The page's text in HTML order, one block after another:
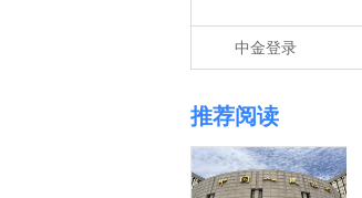
中金登录
推荐阅读